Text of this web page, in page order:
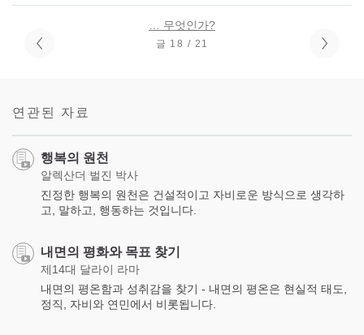
… 무엇인가?
글 18 / 21
연관된 자료
행복의 원천
알렉산더 벌진 박사
진정한 행복의 원천은 건설적이고 자비로운 방식으로 생각하
고, 말하고, 행동하는 것입니다.
내면의 평화와 목표 찾기
제14대 달라이 라마
내면의 평온함과 성취감을 찾기 - 내면의 평온은 현실적 태도,
정직, 자비와 연민에서 비롯됩니다.